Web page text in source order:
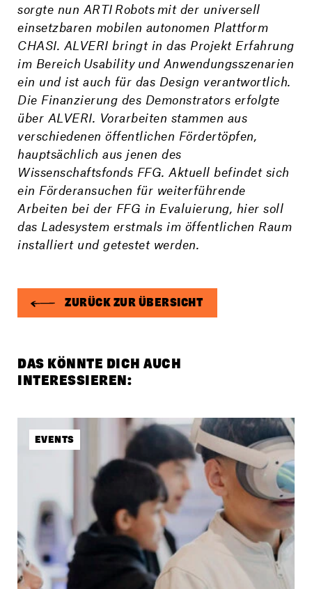
sorgte nun ARTI Robots mit der universell
einsetzbaren mobilen autonomen Plattform
CHASI. ALVERI bringt in das Projekt Erfahrung
im Bereich Usability und Anwendungsszenarien
ein und ist auch für das Design verantwortlich.
Die Finanzierung des Demonstrators erfolgte
über ALVERI. Vorarbeiten stammen aus
verschiedenen öffentlichen Fördertöpfen,
hauptsächlich aus jenen des
Wissenschaftsfonds FFG. Aktuell befindet sich
ein Förderansuchen für weiterführende
Arbeiten bei der FFG in Evaluierung, hier soll
das Ladesystem erstmals im öffentlichen Raum
installiert und getestet werden.
ZURÜCK ZUR ÜBERSICHT
DAS KÖNNTE DICH AUCH
INTERESSIEREN:
EVENTS